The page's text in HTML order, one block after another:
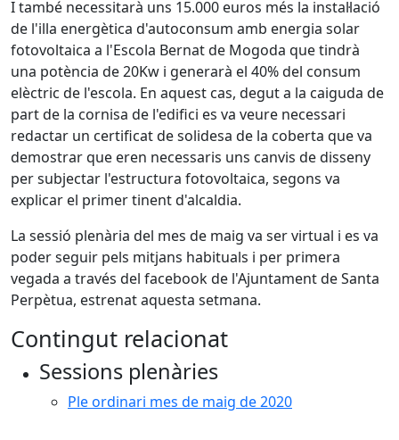
I també necessitarà uns 15.000 euros més la instal·lació
de l'illa energètica d'autoconsum amb energia solar
fotovoltaica a l'Escola Bernat de Mogoda que tindrà
una potència de 20Kw i generarà el 40% del consum
elèctric de l'escola. En aquest cas, degut a la caiguda de
part de la cornisa de l'edifici es va veure necessari
redactar un certificat de solidesa de la coberta que va
demostrar que eren necessaris uns canvis de disseny
per subjectar l'estructura fotovoltaica, segons va
explicar el primer tinent d'alcaldia.
La sessió plenària del mes de maig va ser virtual i es va
poder seguir pels mitjans habituals i per primera
vegada a través del facebook de l'Ajuntament de Santa
Perpètua, estrenat aquesta setmana.
Contingut relacionat
Sessions plenàries
Ple ordinari mes de maig de 2020